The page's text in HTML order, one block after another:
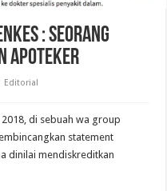
: Seorang
Apoteker
Editorial
di sebuah wa group
statement
dinilai mendiskreditkan